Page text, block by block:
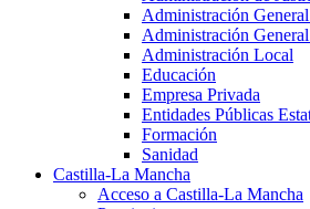
Administración
Administración
Administración Local
Educación
Empresa Privada
Entidades Públicas
Formación
Sanidad
Castilla-La Mancha
Acceso a Castilla-La Mancha